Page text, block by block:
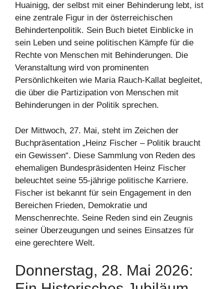
Huainigg, der selbst mit einer Behinderung lebt, ist
eine zentrale Figur in der österreichischen
Behindertenpolitik. Sein Buch bietet Einblicke in
sein Leben und seine politischen Kämpfe für die
Rechte von Menschen mit Behinderungen. Die
Veranstaltung wird von prominenten
Persönlichkeiten wie Maria Rauch-Kallat begleitet,
die über die Partizipation von Menschen mit
Behinderungen in der Politik sprechen.
Der Mittwoch, 27. Mai, steht im Zeichen der
Buchpräsentation „Heinz Fischer – Politik braucht
ein Gewissen“. Diese Sammlung von Reden des
ehemaligen Bundespräsidenten Heinz Fischer
beleuchtet seine 55-jährige politische Karriere.
Fischer ist bekannt für sein Engagement in den
Bereichen Frieden, Demokratie und
Menschenrechte. Seine Reden sind ein Zeugnis
seiner Überzeugungen und seines Einsatzes für
eine gerechtere Welt.
Donnerstag, 28. Mai 2026: